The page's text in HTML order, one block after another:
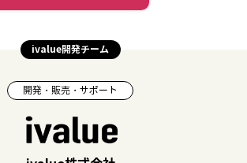
ivalue開発チーム
開発・販売・サポート